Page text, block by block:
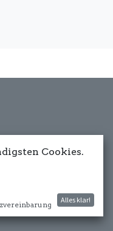
Uhr
Cookies.
Alles klar!